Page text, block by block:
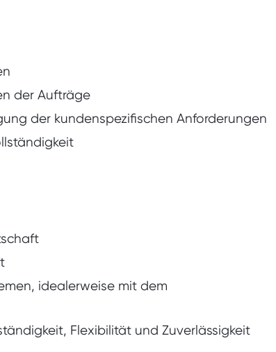
der Aufträge
der kundenspezifischen Anforderungen
idealerweise mit dem
Flexibilität und Zuverlässigkeit